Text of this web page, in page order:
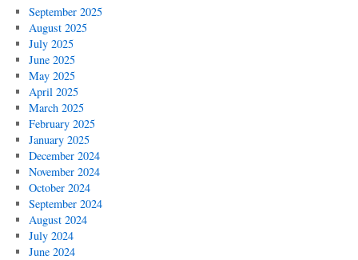
September 2025
August 2025
July 2025
June 2025
May 2025
April 2025
March 2025
February 2025
January 2025
December 2024
November 2024
October 2024
September 2024
August 2024
July 2024
June 2024